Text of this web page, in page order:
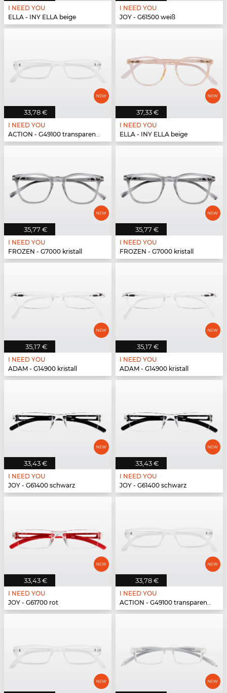
I NEED YOU
ELLA - INY ELLA beige
I NEED YOU
JOY - G61500 weiß
33,78 €
I NEED YOU
ACTION - G49100 transparent matt
37,33 €
I NEED YOU
ELLA - INY ELLA beige
35,77 €
I NEED YOU
FROZEN - G7000 kristall
35,77 €
I NEED YOU
FROZEN - G7000 kristall
35,17 €
I NEED YOU
ADAM - G14900 kristall
35,17 €
I NEED YOU
ADAM - G14900 kristall
33,43 €
I NEED YOU
JOY - G61400 schwarz
33,43 €
I NEED YOU
JOY - G61400 schwarz
33,43 €
I NEED YOU
JOY - G61700 rot
33,78 €
I NEED YOU
ACTION - G49100 transparent matt